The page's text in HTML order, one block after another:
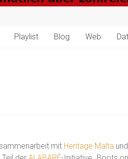
Playlist Blog Web
mit Heritage Malta